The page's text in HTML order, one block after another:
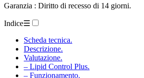
Garanzia : Diritto di recesso di 14 giorni.
Indice☰
Scheda tecnica.
Descrizione.
Valutazione.
– Lipid Control Plus.
– Funzionamento.